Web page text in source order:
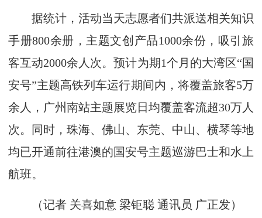
据统计，活动当天志愿者们共派送相关知识
手册800余册，主题文创产品1000余份，吸引旅
客互动2000余人次。预计为期1个月的大湾区“国
安号”主题高铁列车运行期间内，将覆盖旅客5万
余人，广州南站主题展览日均覆盖客流超30万人
次。同时，珠海、佛山、东莞、中山、横琴等地
均已开通前往港澳的国安号主题巡游巴士和水上
航班。
（记者 关喜如意 梁钜聪 通讯员 广正发）